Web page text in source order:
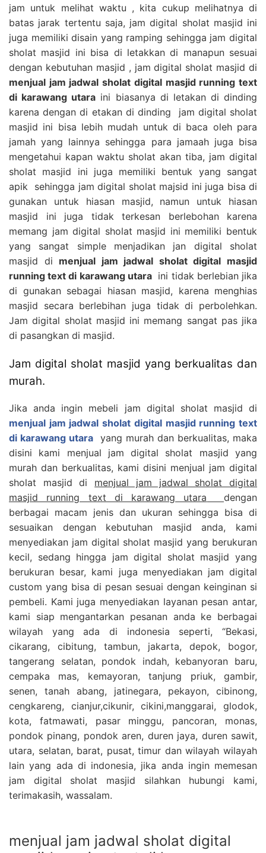
jam untuk melihat waktu , kita cukup melihatnya di
batas jarak tertentu saja, jam digital sholat masjid ini
juga memiliki disain yang ramping sehingga jam digital
sholat masjid ini bisa di letakkan di manapun sesuai
dengan kebutuhan masjid , jam digital sholat masjid di
menjual jam jadwal sholat digital masjid running text
di karawang utara ini biasanya di letakan di dinding
karena dengan di etakan di dinding jam digital sholat
masjid ini bisa lebih mudah untuk di baca oleh para
jamah yang lainnya sehingga para jamaah juga bisa
mengetahui kapan waktu sholat akan tiba, jam digital
sholat masjid ini juga memiliki bentuk yang sangat
apik sehingga jam digital sholat majsid ini juga bisa di
gunakan untuk hiasan masjid, namun untuk hiasan
masjid ini juga tidak terkesan berlebohan karena
memang jam digital sholat masjid ini memiliki bentuk
yang sangat simple menjadikan jan digital sholat
masjid di menjual jam jadwal sholat digital masjid
running text di karawang utaraini tidak berlebian jika
di gunakan sebagai hiasan masjid, karena menghias
masjid secara berlebihan juga tidak di perbolehkan.
Jam digital sholat masjid ini memang sangat pas jika
di pasangkan di masjid.
Jam digital sholat masjid yang berkualitas dan
murah.
Jika anda ingin mebeli jam digital sholat masjid di
menjual jam jadwal sholat digital masjid running text
di karawang utara yang murah dan berkualitas, maka
disini kami menjual jam digital sholat masjid yang
murah dan berkualitas, kami disini menjual jam digital
sholat masjid di menjual jam jadwal sholat digital
masjid running text di karawang utara
dengan
berbagai macam jenis dan ukuran sehingga bisa di
sesuaikan dengan kebutuhan masjid anda, kami
menyediakan jam digital sholat masjid yang berukuran
kecil, sedang hingga jam digital sholat masjid yang
berukuran besar, kami juga menyediakan jam digital
custom yang bisa di pesan sesuai dengan keinginan si
pembeli. Kami juga menyediakan layanan pesan antar,
kami siap mengantarkan pesanan anda ke berbagai
wilayah yang ada di indonesia seperti, “Bekasi,
cikarang, cibitung, tambun, jakarta, depok, bogor,
tangerang selatan, pondok indah, kebanyoran baru,
cempaka mas, kemayoran, tanjung priuk, gambir,
senen, tanah abang, jatinegara, pekayon, cibinong,
cengkareng, cianjur,cikunir, cikini,manggarai, glodok,
kota, fatmawati, pasar minggu, pancoran, monas,
pondok pinang, pondok aren, duren jaya, duren sawit,
utara, selatan, barat, pusat, timur dan wilayah wilayah
lain yang ada di indonesia, jika anda ingin memesan
jam digital sholat masjid silahkan hubungi kami,
terimakasih, wassalam.
menjual jam jadwal sholat digital